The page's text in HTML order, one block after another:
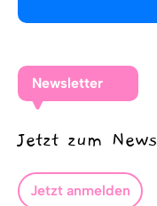
Newsletter
Jetzt zum
Jetzt anmelden